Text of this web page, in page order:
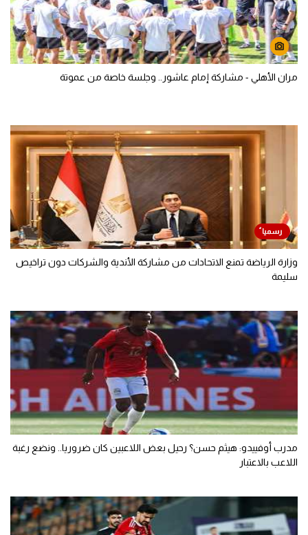
مران الأهلي - مشاركة إمام عاشور.. وجلسة خاصة من عموتة
وزارة الرياضة تمنع الاتحادات من مشاركة الأندية والشركات دون تراخيص
سليمة
مدرب أوفييدو: هيثم حسن؟ رحيل بعض اللاعبين كان ضروريا.. ونضع رغبة
اللاعب بالاعتبار